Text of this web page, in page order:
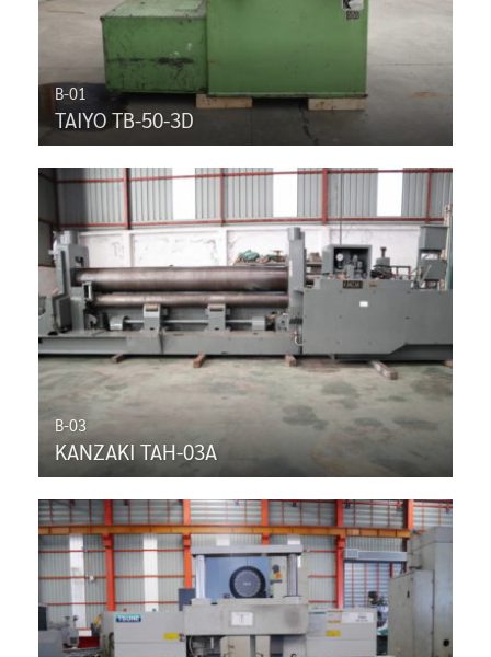
B-01
TAIYO TB-50-3D
B-03
KANZAKI TAH-03A